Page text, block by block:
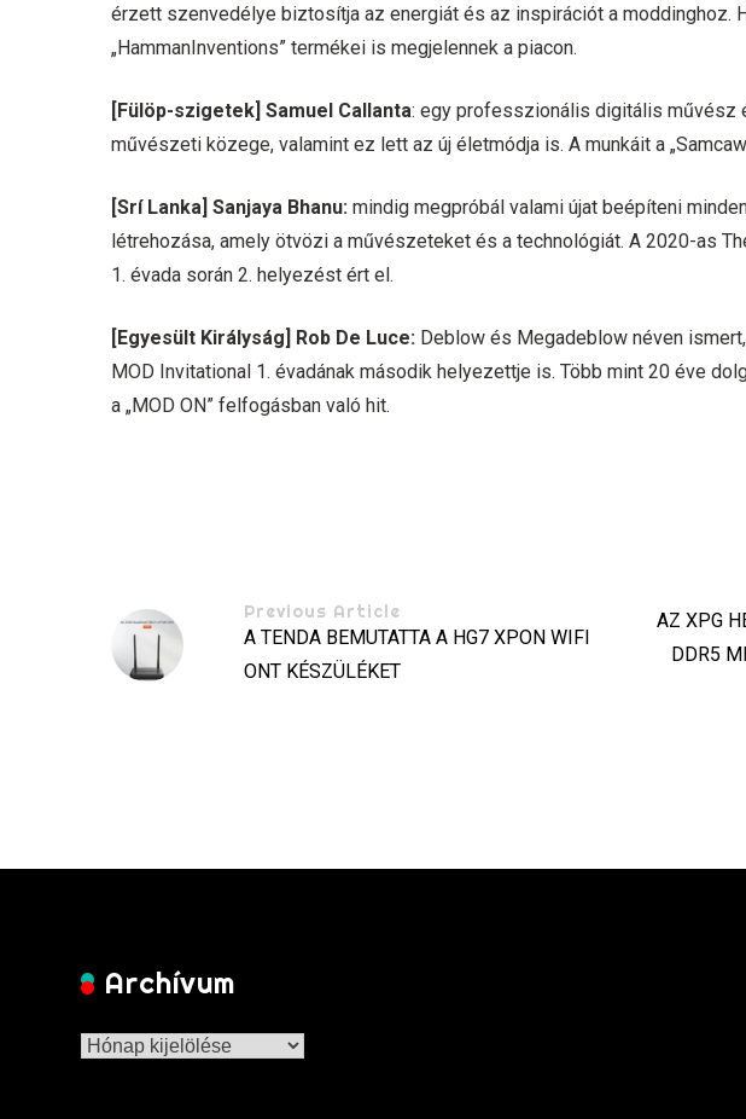
érzett szenvedélye biztosítja az energiát és az inspirációt a moddinghoz.
„HammanInventions” termékei is megjelennek a piacon.
[Fülöp-szigetek] Samuel Callanta: egy professzionális digitális művész
művészeti közege, valamint ez lett az új életmódja is. A munkáit a
[Srí Lanka] Sanjaya Bhanu: mindig megpróbál valami újat beépíteni
létrehozása, amely ötvözi a művészeteket és a technológiát. A 2020-as
1. évada során 2. helyezést ért el.
[Egyesült Királyság] Rob De Luce: Deblow és Megadeblow néven
MOD Invitational 1. évadának második helyezettje is. Több mint 20 éve
a „MOD ON” felfogásban való hit.
Previous Article
A TENDA BEMUTATTA A HG7 XPON WIFI
ONT KÉSZÜLÉKET
AZ XPG
DDR5
Archívum
Archívum